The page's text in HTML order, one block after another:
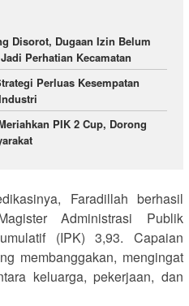
Disorot, Dugaan Izin Belum
Perhatian Kecamatan
Perluas Kesempatan
PIK 2 Cup, Dorong
Faradillah berhasil
Administrasi Publik
(IPK) 3,93. Capaian
membanggakan, mengingat
keluarga, pekerjaan, dan